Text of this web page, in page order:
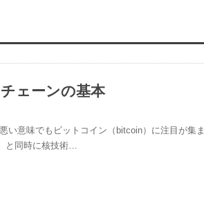
ェーンの基本
い意味でもビットコイン（bitcoin）に注目が集ま
と同時に核技術…